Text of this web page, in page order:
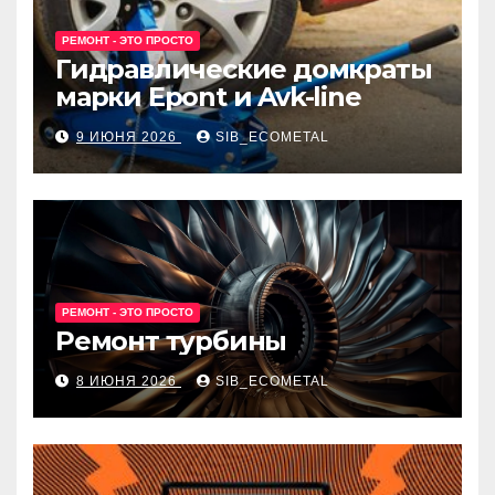
РЕМОНТ - ЭТО ПРОСТО
Гидравлические домкраты
марки Epont и Avk-line
9 ИЮНЯ 2026 SIB_ECOMETAL
РЕМОНТ - ЭТО ПРОСТО
Ремонт турбины
8 ИЮНЯ 2026 SIB_ECOMETAL